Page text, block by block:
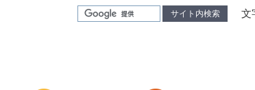
サイト内検索 文